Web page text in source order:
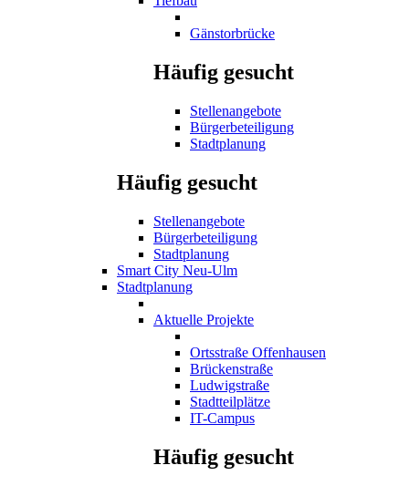
Gänstorbrücke
Häufig gesucht
Stellenangebote
Bürgerbeteiligung
Stadtplanung
Häufig gesucht
Stellenangebote
Bürgerbeteiligung
Stadtplanung
Smart City Neu-Ulm
Stadtplanung
Aktuelle Projekte
Ortsstraße Offenhausen
Brückenstraße
Ludwigstraße
Stadtteilplätze
IT-Campus
Häufig gesucht